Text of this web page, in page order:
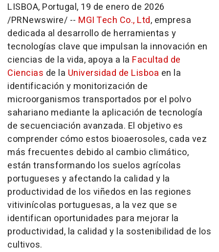
LISBOA, Portugal, 19 de enero de 2026
/PRNewswire/ -- MGI Tech Co., Ltd, empresa
dedicada al desarrollo de herramientas y
tecnologías clave que impulsan la innovación en
ciencias de la vida, apoya a la Facultad de
Ciencias de la Universidad de Lisboa en la
identificación y monitorización de
microorganismos transportados por el polvo
sahariano mediante la aplicación de tecnología
de secuenciación avanzada. El objetivo es
comprender cómo estos bioaerosoles, cada vez
más frecuentes debido al cambio climático,
están transformando los suelos agrícolas
portugueses y afectando la calidad y la
productividad de los viñedos en las regiones
vitivinícolas portuguesas, a la vez que se
identifican oportunidades para mejorar la
productividad, la calidad y la sostenibilidad de los
cultivos.